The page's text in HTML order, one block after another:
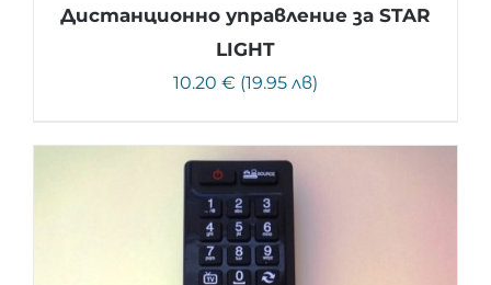
Дистанционно управление за STAR
LIGHT
10.20 € (19.95 лв)